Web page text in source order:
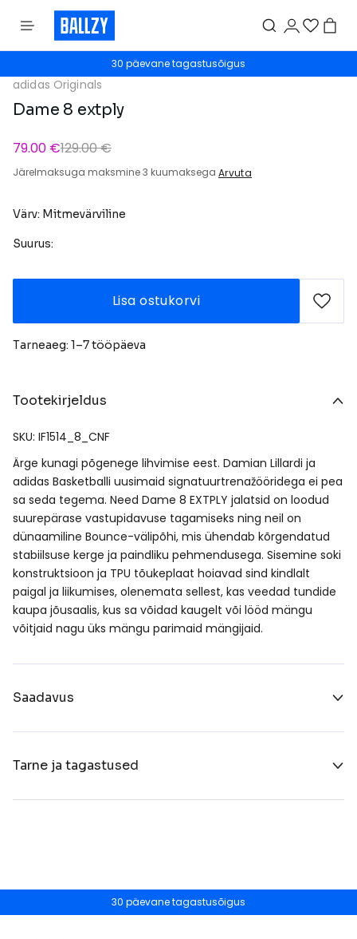
30 päevane tagastusõigus
adidas Originals
Dame 8 extply
79.00 €129.00 €
Järelmaksuga maksmine 3 kuumaksega Arvuta
Värv: Mitmevärviline
Suurus:
Lisa ostukorvi
Tarneaeg: 1–7 tööpäeva
Tootekirjeldus
SKU: IF1514_8_CNF
Ärge kunagi põgenege lihvimise eest. Damian Lillardi ja
adidas Basketballi uusimaid signatuurtrenažööridega ei pea
sa seda tegema. Need Dame 8 EXTPLY jalatsid on loodud
suurepärase vastupidavuse tagamiseks ning neil on
dünaamiline Bounce-välipõhi, mis ühendab kõrgendatud
stabiilsuse kerge ja paindliku pehmendusega. Sisemine soki
konstruktsioon ja TPU tõukeplaat hoiavad sind kindlalt
paigal ja liikumises, olenemata sellest, kas veedad tundide
kaupa jõusaalis, kus sa võidad kaugelt või lööd mängu
võitjaid nagu üks mängu parimaid mängijaid.
Saadavus
Tarne ja tagastused
30 päevane tagastusõigus